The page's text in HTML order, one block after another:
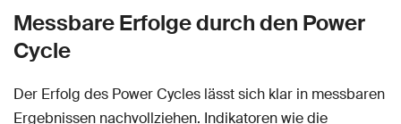
Messbare Erfolge durch den Power
Cycle
Der Erfolg des Power Cycles lässt sich klar in messbaren
Ergebnissen nachvollziehen. Indikatoren wie die